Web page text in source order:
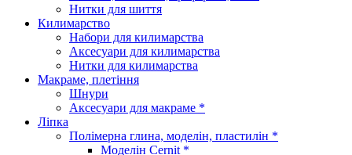
Нитки для шиття
Килимарство
Набори для килимарства
Аксесуари для килимарства
Нитки для килимарства
Макраме, плетіння
Шнури
Аксесуари для макраме *
Ліпка
Полімерна глина, моделін, пластилін *
Моделін Cernit *